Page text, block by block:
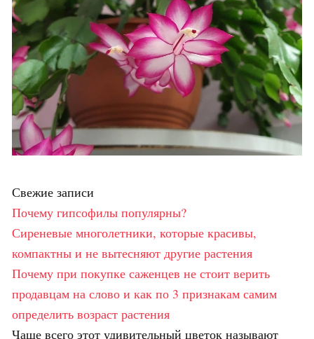
Свежие записи
Почему гипсофилы популярны?
Сиреневые многолетники, которые красивы,
компактны и не вытесняют другие растения
Почему при покупке саженцев не стоит верить
продавцам на слово и как по 3 признакам самим
определить возраст растения
Чаще всего этот удивительный цветок называют